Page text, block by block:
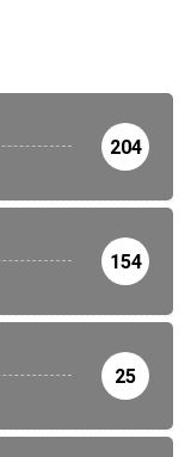
204
154
25